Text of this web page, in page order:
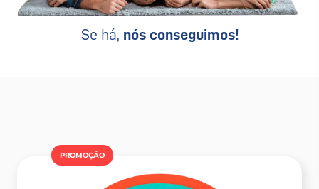
Se há, nós conseguimos!
PROMOÇÂO